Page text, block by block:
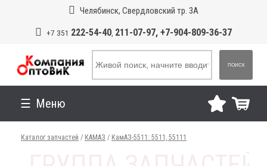
Челябинск, Свердловский тр. 3А
+7 351 222-54-40, 211-07-97, +7-904-809-36-37
ПОИСК
Меню
Каталог запчастей / КАМАЗ / КамАЗ-5511: 5511, 55111